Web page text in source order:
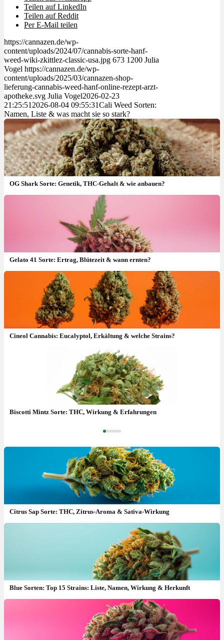
Teilen auf LinkedIn
Teilen auf Reddit
Per E-Mail teilen
https://cannazen.de/wp-
content/uploads/2024/07/cannabis-sorte-hanf-
weed-wiki-zkittlez-classic-usa.jpg 673 1200 Julia
Vogel https://cannazen.de/wp-
content/uploads/2025/03/cannazen-shop-
lieferung-cannabis-weed-hanf-online-rezept-arzt-
apotheke.svg Julia Vogel2026-02-23
21:25:51 2026-08-04 09:55:31Cali Weed Sorten:
Namen, Liste & was macht sie so stark?
OG Shark Sorte: Genetik, THC-Gehalt & wie anbauen?
Gelato 41 Sorte: Ertrag, Blütezeit & wann ernten?
Cineol Cannabis: Eucalyptol, Erkältung & welche Strains?
Biscotti Mintz Sorte: THC, Wirkung & Erfahrungen
Orange Push Pop Sorte: THC, Effekte & Geschmack
Citrus Sap Sorte: THC, Zitrus-Aroma & Sativa-Wirkung
Blue Sorten: Top 15 Strains: Liste, Namen, Wirkung & Herkunft